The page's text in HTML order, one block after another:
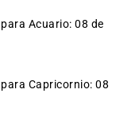
Acuario: 08 de
Capricornio: 08